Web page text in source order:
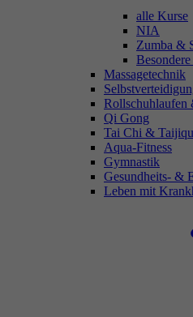
alle Kurse
NIA
Zumba &
Massagetechnik
Rollschuhlaufen
Qi Gong
Tai Chi &
Aqua-Fitness
Gymnastik
Gesundheits- &
Leben mit